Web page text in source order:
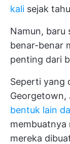
kali sejak
Namun, baru
benar-benar
penting dari
Seperti yang
Georgetown,
bentuk lain
membuatnya
mereka